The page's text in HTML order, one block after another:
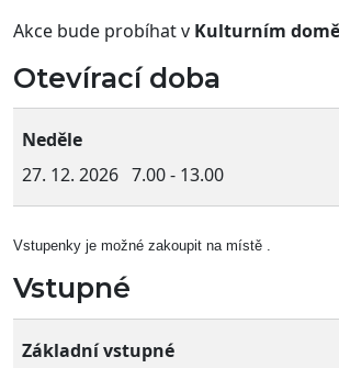
Akce bude probíhat v Kulturním
Otevírací doba
Neděle
27. 12. 2026 7.00 - 13.00
Vstupenky je možné zakoupit na místě .
Vstupné
Základní vstupné